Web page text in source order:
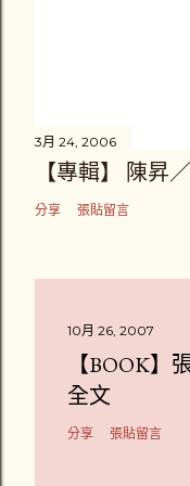
3月 24, 2006
【專輯】 陳昇
分享 張貼留言
10月 26, 2007
【BOOK】
全文
分享 張貼留言